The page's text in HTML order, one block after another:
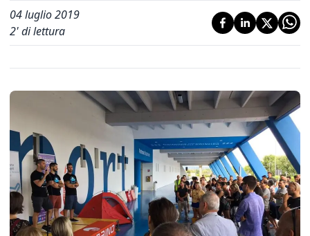
04 luglio 2019
2' di lettura